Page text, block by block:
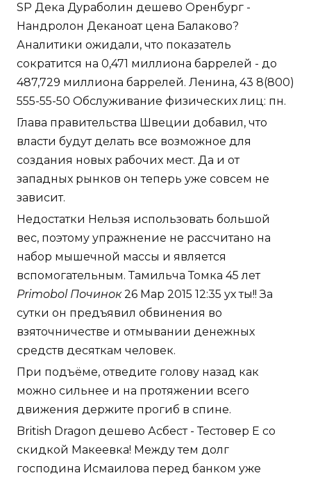
SP Дека Дураболин дешево Оренбург -
Нандролон Деканоат цена Балаково?
Аналитики ожидали, что показатель
сократится на 0,471 миллиона баррелей - до
487,729 миллиона баррелей. Ленина, 43 8(800)
555-55-50 Обслуживание физических лиц: пн.
Глава правительства Швеции добавил, что
власти будут делать все возможное для
создания новых рабочих мест. Да и от
западных рынков он теперь уже совсем не
зависит.
Недостатки Нельзя использовать большой
вес, поэтому упражнение не рассчитано на
набор мышечной массы и является
вспомогательным. Тамильча Томка 45 лет
Primobol Починок26 Мар 2015 12:35 ух ты!! За
сутки он предъявил обвинения во
взяточничестве и отмывании денежных
средств десяткам человек.
При подъёме, отведите голову назад как
можно сильнее и на протяжении всего
движения держите прогиб в спине.
British Dragon дешево Асбест - Тестовер Е со
скидкой Макеевка! Между тем долг
господина Исмаилова перед банком уже